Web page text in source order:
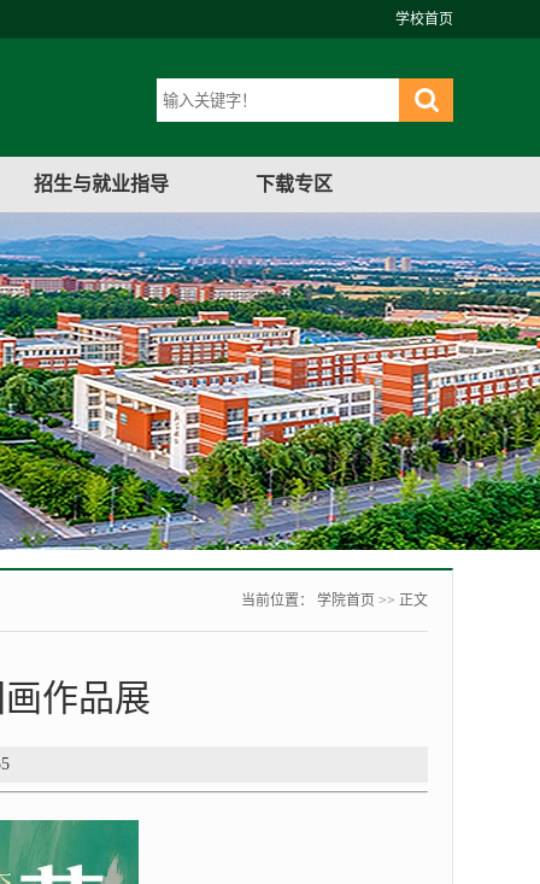
学校首页
招生与就业指导 下载专区
当前位置： 学院首页 >> 正文
作品展